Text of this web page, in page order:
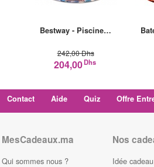
Bestway - Piscine…
242,00 Dhs
204,00Dhs
Contact Aide Quiz Offre
MesCadeaux.ma
Qui sommes nous ?
Nos
Idée